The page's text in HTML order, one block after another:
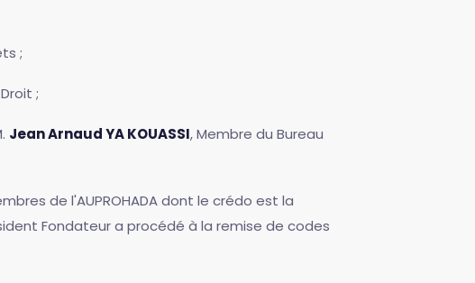
;
;
Jean Arnaud YA KOUASSI, Membre du Bureau
de l'AUPROHADA dont le crédo est la
Fondateur a procédé à la remise de codes